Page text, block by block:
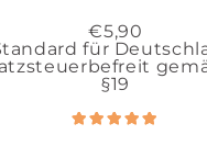
€5,90
für
§19